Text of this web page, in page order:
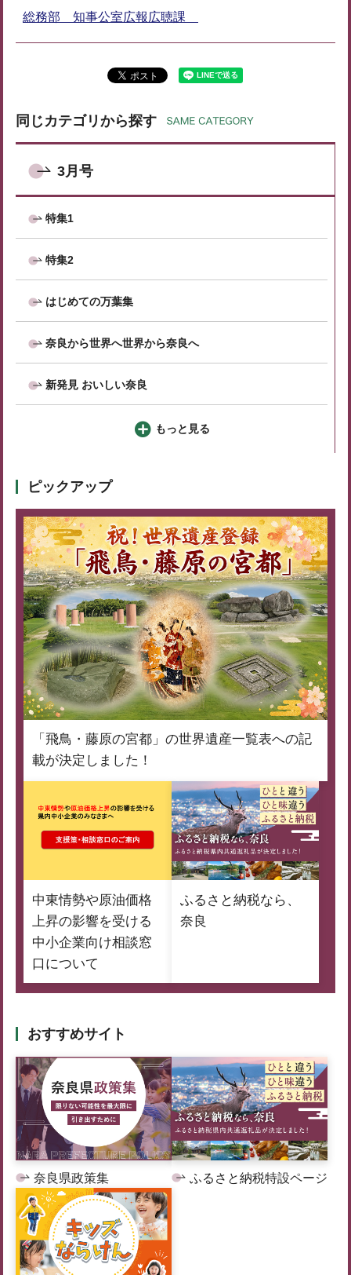
総務部 知事公室広報広聴課
同じカテゴリから探す
3月号
特集1
特集2
はじめての万葉集
奈良から世界へ世界から奈良へ
新発見 おいしい奈良
もっと見る
ピックアップ
「飛鳥・藤原の宮都」の世界遺産一覧表への記
載が決定しました！
中東情勢や原油価格
上昇の影響を受ける
中小企業向け相談窓
口について
ふるさと納税なら、
奈良
おすすめサイト
奈良県政策集 ふるさと納税特設ページ